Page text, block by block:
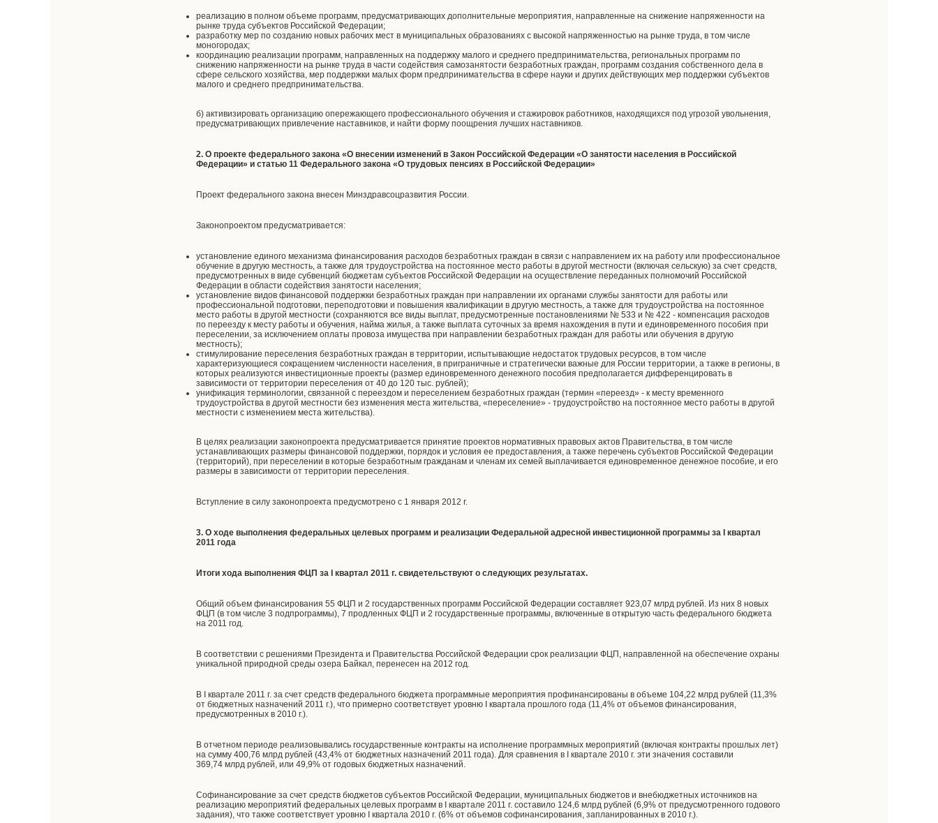
реализацию в полном объеме программ, предусматривающих дополнительные мероприятия, направленные на снижение напряженности на
рынке труда субъектов Российской Федерации;
разработку мер по созданию новых рабочих мест в муниципальных образованиях с высокой напряженностью на рынке труда, в том числе
моногородах;
координацию реализации программ, направленных на поддержку малого и среднего предпринимательства, региональных программ по
снижению напряженности на рынке труда в части содействия самозанятости безработных граждан, программ создания собственного дела в
сфере сельского хозяйства, мер поддержки малых форм предпринимательства в сфере науки и других действующих мер поддержки субъектов
малого и среднего предпринимательства.
б) активизировать организацию опережающего профессионального обучения и стажировок работников, находящихся под угрозой увольнения,
предусматривающих привлечение наставников, и найти форму поощрения лучших наставников.
2. О проекте федерального закона «О внесении изменений в Закон Российской Федерации «О занятости населения в Российской
Федерации» и статью 11 Федерального закона «О трудовых пенсиях в Российской Федерации»
Проект федерального закона внесен Минздравсоцразвития России.
Законопроектом предусматривается:
установление единого механизма финансирования расходов безработных граждан в связи с направлением их на работу или профессиональное
обучение в другую местность, а также для трудоустройства на постоянное место работы в другой местности (включая сельскую) за счет средств,
предусмотренных в виде субвенций бюджетам субъектов Российской Федерации на осуществление переданных полномочий Российской
Федерации в области содействия занятости населения;
установление видов финансовой поддержки безработных граждан при направлении их органами службы занятости для работы или
профессиональной подготовки, переподготовки и повышения квалификации в другую местность, а также для трудоустройства на постоянное
место работы в другой местности (сохраняются все виды выплат, предусмотренные постановлениями № 533 и № 422 - компенсация расходов
по переезду к месту работы и обучения, найма жилья, а также выплата суточных за время нахождения в пути и единовременного пособия при
переселении, за исключением оплаты провоза имущества при направлении безработных граждан для работы или обучения в другую
местность);
стимулирование переселения безработных граждан в территории, испытывающие недостаток трудовых ресурсов, в том числе
характеризующиеся сокращением численности населения, в приграничные и стратегически важные для России территории, а также в регионы, в
которых реализуются инвестиционные проекты (размер единовременного денежного пособия предполагается дифференцировать в
зависимости от территории переселения от 40 до 120 тыс. рублей);
унификация терминологии, связанной с переездом и переселением безработных граждан (термин «переезд» - к месту временного
трудоустройства в другой местности без изменения места жительства, «переселение» - трудоустройство на постоянное место работы в другой
местности с изменением места жительства).
В целях реализации законопроекта предусматривается принятие проектов нормативных правовых актов Правительства, в том числе
устанавливающих размеры финансовой поддержки, порядок и условия ее предоставления, а также перечень субъектов Российской Федерации
(территорий), при переселении в которые безработным гражданам и членам их семей выплачивается единовременное денежное пособие, и его
размеры в зависимости от территории переселения.
Вступление в силу законопроекта предусмотрено с 1 января 2012 г.
3. О ходе выполнения федеральных целевых программ и реализации Федеральной адресной инвестиционной программы за I квартал
2011 года
Итоги хода выполнения ФЦП за I квартал 2011 г. свидетельствуют о следующих результатах.
Общий объем финансирования 55 ФЦП и 2 государственных программ Российской Федерации составляет 923,07 млрд рублей. Из них 8 новых
ФЦП (в том числе 3 подпрограммы), 7 продленных ФЦП и 2 государственные программы, включенные в открытую часть федерального бюджета
на 2011 год.
В соответствии с решениями Президента и Правительства Российской Федерации срок реализации ФЦП, направленной на обеспечение охраны
уникальной природной среды озера Байкал, перенесен на 2012 год.
В I квартале 2011 г. за счет средств федерального бюджета программные мероприятия профинансированы в объеме 104,22 млрд рублей (11,3%
от бюджетных назначений 2011 г.), что примерно соответствует уровню I квартала прошлого года (11,4% от объемов финансирования,
предусмотренных в 2010 г.).
В отчетном периоде реализовывались государственные контракты на исполнение программных мероприятий (включая контракты прошлых лет)
на сумму 400,76 млрд рублей (43,4% от бюджетных назначений 2011 года). Для сравнения в I квартале 2010 г. эти значения составили
369,74 млрд рублей, или 49,9% от годовых бюджетных назначений.
Софинансирование за счет средств бюджетов субъектов Российской Федерации, муниципальных бюджетов и внебюджетных источников на
реализацию мероприятий федеральных целевых программ в I квартале 2011 г. составило 124,6 млрд рублей (6,9% от предусмотренного годового
задания), что также соответствует уровню I квартала 2010 г. (6% от объемов софинансирования, запланированных в 2010 г.).